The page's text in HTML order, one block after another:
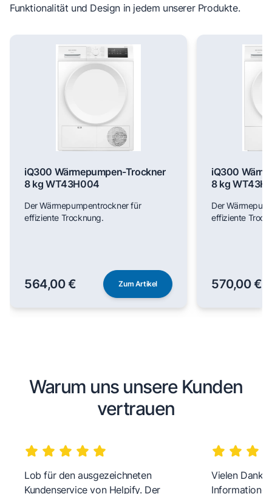
Funktionalität und Design in jedem unserer Produkte.
iQ300 Wärmepumpen-Trockner
8 kg WT43H004
Der Wärmepumpentrockner für
effiziente Trocknung.
564,00 € Zum Artikel
iQ300
8 kg
Der
effiziente
570,00 €
Warum uns unsere Kunden
vertrauen
Lob für den ausgezeichneten
Kundenservice von Helpify. Der
Vielen Dank